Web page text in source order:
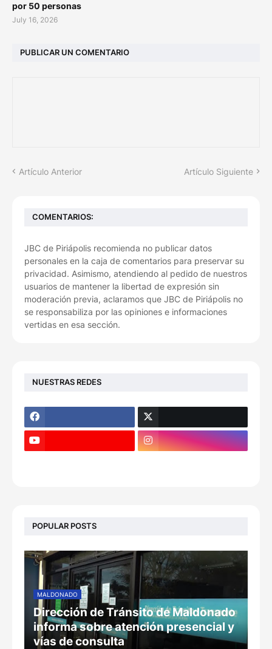
por 50 personas
July 16, 2026
PUBLICAR UN COMENTARIO
Artículo Anterior Artículo Siguiente
COMENTARIOS:
JBC de Piriápolis recomienda no publicar datos
personales en la caja de comentarios para preservar su
privacidad. Asimismo, atendiendo al pedido de nuestros
usuarios de mantener la libertad de expresión sin
moderación previa, aclaramos que JBC de Piriápolis no
se responsabiliza por las opiniones e informaciones
vertidas en esa sección.
NUESTRAS REDES
POPULAR POSTS
MALDONADO
Dirección de Tránsito de Maldonado
informa sobre atención presencial y
vías de consulta